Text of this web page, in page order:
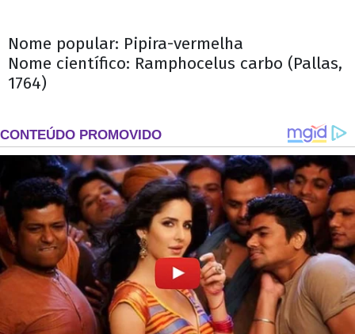
Nome popular: Pipira-vermelha
Nome científico: Ramphocelus carbo (Pallas,
1764)